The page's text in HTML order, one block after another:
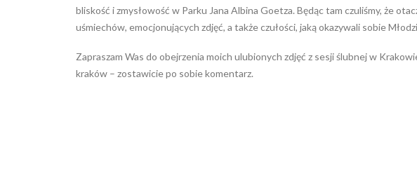
bliskość i zmysłowość w Parku Jana Albina Goetza. Będąc tam czuliśmy, że
uśmiechów, emocjonujących zdjęć, a także czułości, jaką okazywali sobie
Zapraszam Was do obejrzenia moich ulubionych zdjęć z sesji ślubnej w
kraków – zostawicie po sobie komentarz.